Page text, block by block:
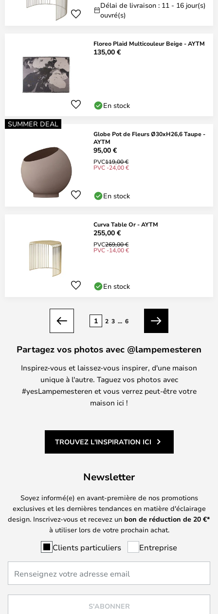
Délai de livraison : 11 - 16 jour(s)
ouvré(s)
Floreo Plaid Multicouleur Beige - AYTM
135,00 €
En stock
SUMMER DEAL
Globe Pot de Fleurs Ø30xH26,6 Taupe -
AYTM
95,00 €
PVC119,00 €
PVC -24,00 €
En stock
Curva Table Or - AYTM
255,00 €
PVC269,00 €
PVC -14,00 €
En stock
Précédent
1 2 3 ... 6
Suivant
Partagez vos photos avec @lampemesteren
Inspirez-vous et laissez-vous inspirer, d'une maison
unique à l'autre. Taguez vos photos avec
#yesLampemesteren et vous verrez peut-être votre
maison ici !
TROUVEZ L'INSPIRATION ICI
Newsletter
Soyez informé(e) en avant-première de nos promotions
exclusives et les dernières tendances en matière d'éclairage
design. Inscrivez-vous et recevez un bon de réduction de 20 €*
à utiliser lors de votre prochain achat.
Clients particuliers Entreprise
S'ABONNER